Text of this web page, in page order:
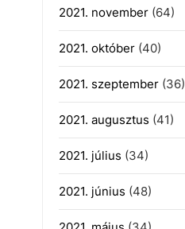
2021. november(64)
2021. október(40)
2021. szeptember(36)
2021. augusztus (41)
2021. július (34)
2021. június (48)